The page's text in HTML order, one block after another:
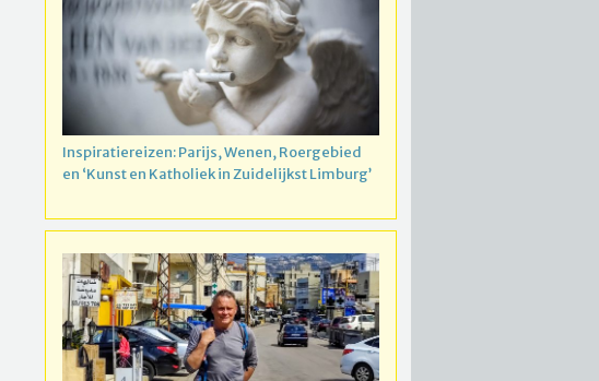
Inspiratiereizen: Parijs, Wenen, Roergebied
en ‘Kunst en Katholiek in Zuidelijkst Limburg’